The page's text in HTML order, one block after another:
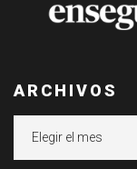
ARCHIVOS